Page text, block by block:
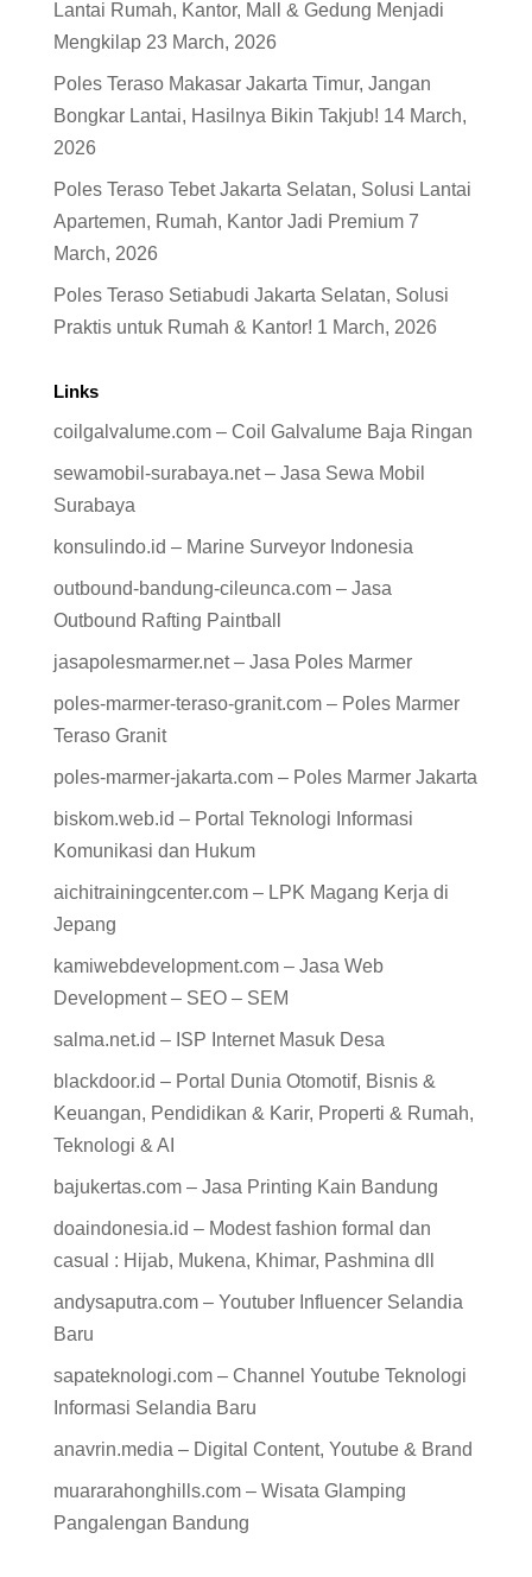
Lantai Rumah, Kantor, Mall & Gedung Menjadi
Mengkilap 23 March, 2026
Poles Teraso Makasar Jakarta Timur, Jangan
Bongkar Lantai, Hasilnya Bikin Takjub! 14 March,
2026
Poles Teraso Tebet Jakarta Selatan, Solusi Lantai
Apartemen, Rumah, Kantor Jadi Premium 7
March, 2026
Poles Teraso Setiabudi Jakarta Selatan, Solusi
Praktis untuk Rumah & Kantor! 1 March, 2026
Links
coilgalvalume.com – Coil Galvalume Baja Ringan
sewamobil-surabaya.net – Jasa Sewa Mobil
Surabaya
konsulindo.id – Marine Surveyor Indonesia
outbound-bandung-cileunca.com – Jasa
Outbound Rafting Paintball
jasapolesmarmer.net – Jasa Poles Marmer
poles-marmer-teraso-granit.com – Poles Marmer
Teraso Granit
poles-marmer-jakarta.com – Poles Marmer Jakarta
biskom.web.id – Portal Teknologi Informasi
Komunikasi dan Hukum
aichitrainingcenter.com – LPK Magang Kerja di
Jepang
kamiwebdevelopment.com – Jasa Web
Development – SEO – SEM
salma.net.id – ISP Internet Masuk Desa
blackdoor.id – Portal Dunia Otomotif, Bisnis &
Keuangan, Pendidikan & Karir, Properti & Rumah,
Teknologi & AI
bajukertas.com – Jasa Printing Kain Bandung
doaindonesia.id – Modest fashion formal dan
casual : Hijab, Mukena, Khimar, Pashmina dll
andysaputra.com – Youtuber Influencer Selandia
Baru
sapateknologi.com – Channel Youtube Teknologi
Informasi Selandia Baru
anavrin.media – Digital Content, Youtube & Brand
muararahonghills.com – Wisata Glamping
Pangalengan Bandung